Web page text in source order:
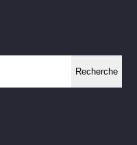
Recherche